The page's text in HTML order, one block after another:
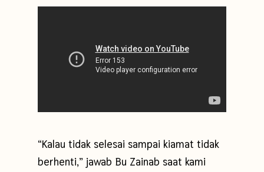
“Kalau tidak selesai sampai kiamat tidak
berhenti,” jawab Bu Zainab saat kami